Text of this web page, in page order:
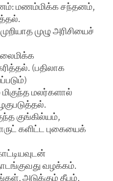
மணம்மிக்க சந்தனம்,
முழு அரிசியைச்
(பதிலாக
மலர்களால்
குங்கில்யம்,
களிட்ட புகையைக்
வழக்கம்.
அடுக்கும் தீபம்,